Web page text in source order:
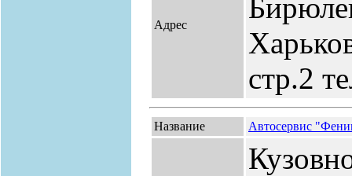
Адрес
стр.2
Название Автосервис